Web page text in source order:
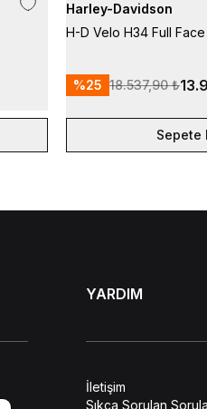
Harley-Davidson
H-D Velo H34 Full
%25 18.537,90 ₺
Sepete
YARDIM
İletişim
Sıkça Sorulan